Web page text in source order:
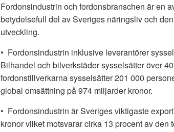
Fordonsindustrin och fordonsbranschen är en
betydelsefull del av Sveriges näringsliv och
utveckling.
• Fordonsindustrin inklusive leverantörer
Bilhandel och bilverkstäder sysselsätter över
fordonstillverkarna sysselsätter 201 000
global omsättning på 974 miljarder kronor.
• Fordonsindustrin är Sveriges viktigaste
kronor vilket motsvarar cirka 13 procent av den